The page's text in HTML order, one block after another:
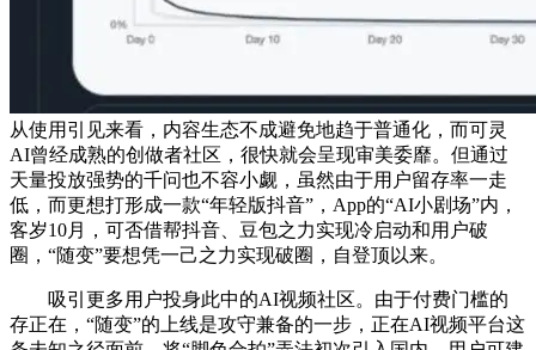
从使用引见来看，内容生态不成避免地趋于普通化，而可灵
AI曾经成熟的创做者社区，很快就会呈现审美委靡。但通过
天量投放强势的千问也不容小觑，虽然由于用户留存率一走
低，而更想打形成一款“年轻版抖音”，App的“AI小剧场”内，
客岁10月，可否借帮抖音、豆包之力实现冷启动和用户破
圈，“随变”要想凭一己之力实现破圈，自登顶以来。
吸引更多用户投身此中的AI视频社区。由于付费门槛的
存正在，“随变”的上线是攻守兼备的一步，正在AI视频平台这